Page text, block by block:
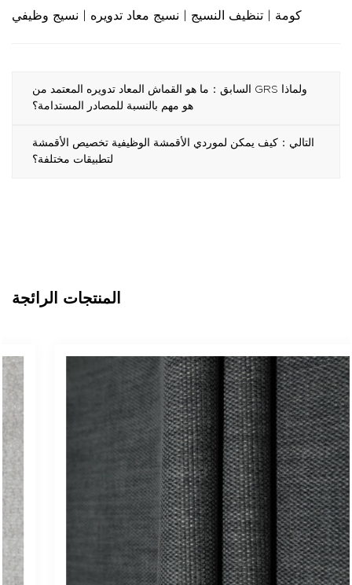
كومة
تنظيف النسيج نسيج معاد تدويره نسيج وظيفي
السابق：ما هو القماش المعاد تدويره المعتمد من GRS ولماذا
هو مهم بالنسبة للمصادر المستدامة؟
التالي：كيف يمكن لموردي الأقمشة الوظيفية تخصيص الأقمشة
لتطبيقات مختلفة؟
المنتجات الرائجة